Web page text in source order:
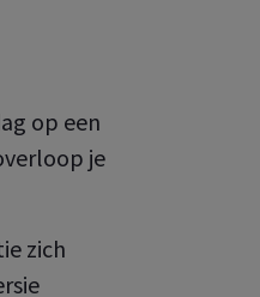
op een
je
zich